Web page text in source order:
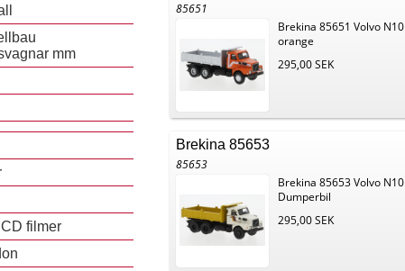
mm
filmer
85651
Brekina 85651 Volvo N10
orange
295,00 SEK
Brekina 85653
85653
Brekina 85653 Volvo N10
Dumperbil
295,00 SEK